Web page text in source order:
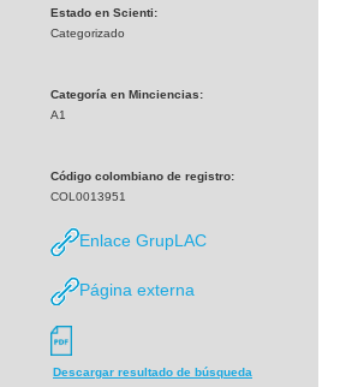
Estado en Scienti:
Categorizado
Categoría en Minciencias:
A1
Código colombiano de registro:
COL0013951
Enlace GrupLAC
Página externa
Descargar resultado de búsqueda